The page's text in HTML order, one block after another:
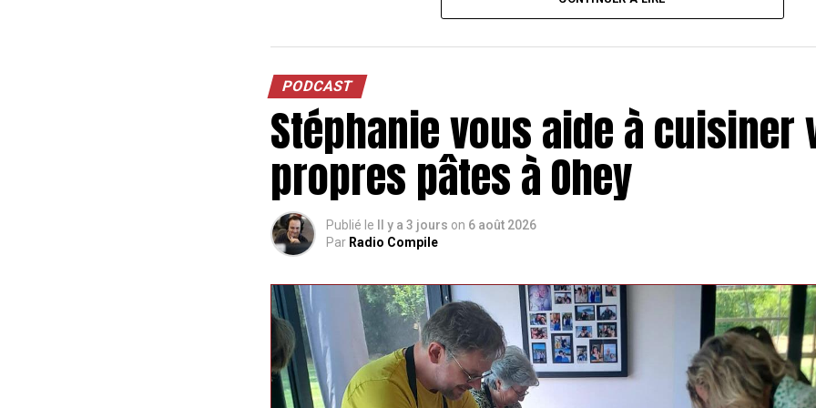
PODCAST
Stéphanie vous aide à cuisiner
propres pâtes à Ohey
Publié le Il y a 3 jours on 6 août 2026
Par Radio Compile